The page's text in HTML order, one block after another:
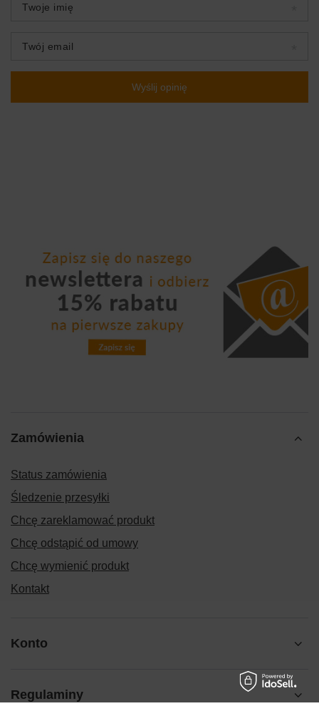
Twoje imię
Twój email
Wyślij opinię
Zamówienia
Status zamówienia
Śledzenie przesyłki
Chcę zareklamować produkt
Chcę odstąpić od umowy
Chcę wymienić produkt
Kontakt
Konto
Regulaminy